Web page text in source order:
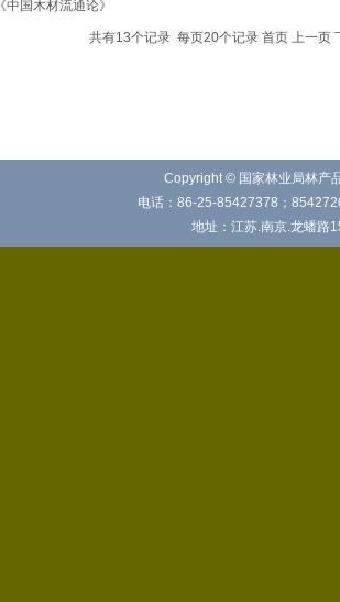
《中国木材流通论》
共有13个记录 每页20个记录 首页 上一页
Copyright © 国家林业局林产
电话：86-25-85427378；
地址：江苏.南京.龙蟠路